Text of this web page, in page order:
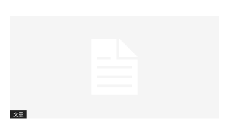
文章